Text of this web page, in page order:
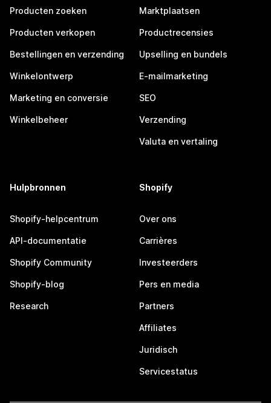
Producten zoeken
Producten verkopen
Bestellingen en verzending
Winkelontwerp
Marketing en conversie
Winkelbeheer
Marktplaatsen
Productrecensies
Upselling en bundels
E-mailmarketing
SEO
Verzending
Valuta en vertaling
Hulpbronnen
Shopify-helpcentrum
API-documentatie
Shopify Community
Shopify-blog
Research
Shopify
Over ons
Carrières
Investeerders
Pers en media
Partners
Affiliates
Juridisch
Servicestatus